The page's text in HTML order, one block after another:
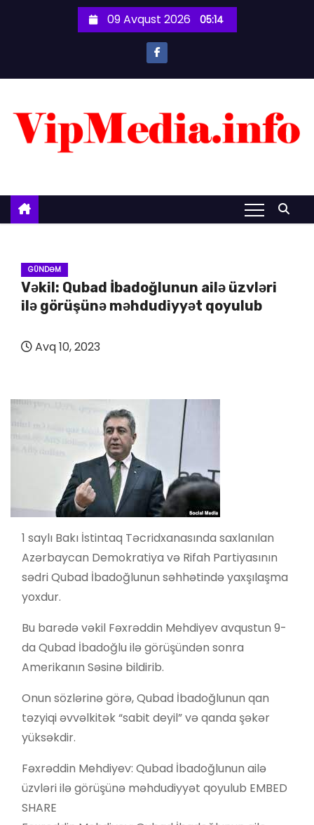
n
09 Avqust 2026 05:14
GÜNDƏM
Vəkil: Qubad İbadoğlunun ailə üzvləri
ilə görüşünə məhdudiyyət qoyulub
Avq 10, 2023
1 saylı Bakı İstintaq Təcridxanasında saxlanılan
Azərbaycan Demokratiya və Rifah Partiyasının
sədri Qubad İbadoğlunun səhhətində yaxşılaşma
yoxdur.
Bu barədə vəkil Fəxrəddin Mehdiyev avqustun 9-
da Qubad İbadoğlu ilə görüşündən sonra
Amerikanın Səsinə bildirib.
Onun sözlərinə görə, Qubad İbadoğlunun qan
təzyiqi əvvəlkitək “sabit deyil” və qanda şəkər
yüksəkdir.
Fəxrəddin Mehdiyev: Qubad İbadoğlunun ailə
üzvləri ilə görüşünə məhdudiyyət qoyulub EMBED
SHARE